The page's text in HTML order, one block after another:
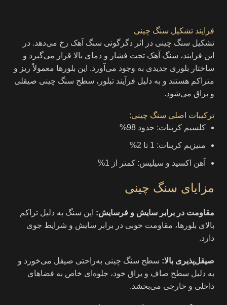
فرایند تشکیل سنگ چینی
تشکیل سنگ چینی در اثر دگرگونی سنگ آهک رخ می‌دهد. در
این فرایند، سنگ آهک تحت فشار و دمای بالا قرار می‌گیرد و
ساختار بلوری جدیدی به وجود می‌آورد. این بلورها معمولاً ریز و
متراکم هستند و به دلیل فرآیند تبلور، سطح سنگ چینی صیقلی
و براق می‌شود.
ترکیبات اصلی سنگ چینی:
کلسیم کربنات: حدود 98%
منیزیم کربنات: 1 تا 2%
آهن اکسید و سیلیس: کمتر از 1%
مزایای سنگ چینی
مقاومت در برابر سایش و فرسایش: این سنگ به دلیل تراکم
بالای بلورها، مقاومت خوبی در برابر سایش و شرایط جوی
دارد.
صیقل‌پذیری بالا: سطح سنگ چینی به‌راحتی صیقل می‌خورد و
به دلیل سطح صاف و براق خود، جلوه‌ای خاص به فضاهای
داخلی و خارجی می‌بخشد.